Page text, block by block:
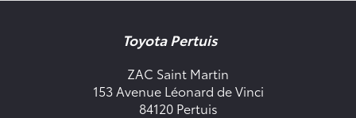
Toyota Pertuis
ZAC Saint Martin
153 Avenue Léonard de Vinci
84120 Pertuis